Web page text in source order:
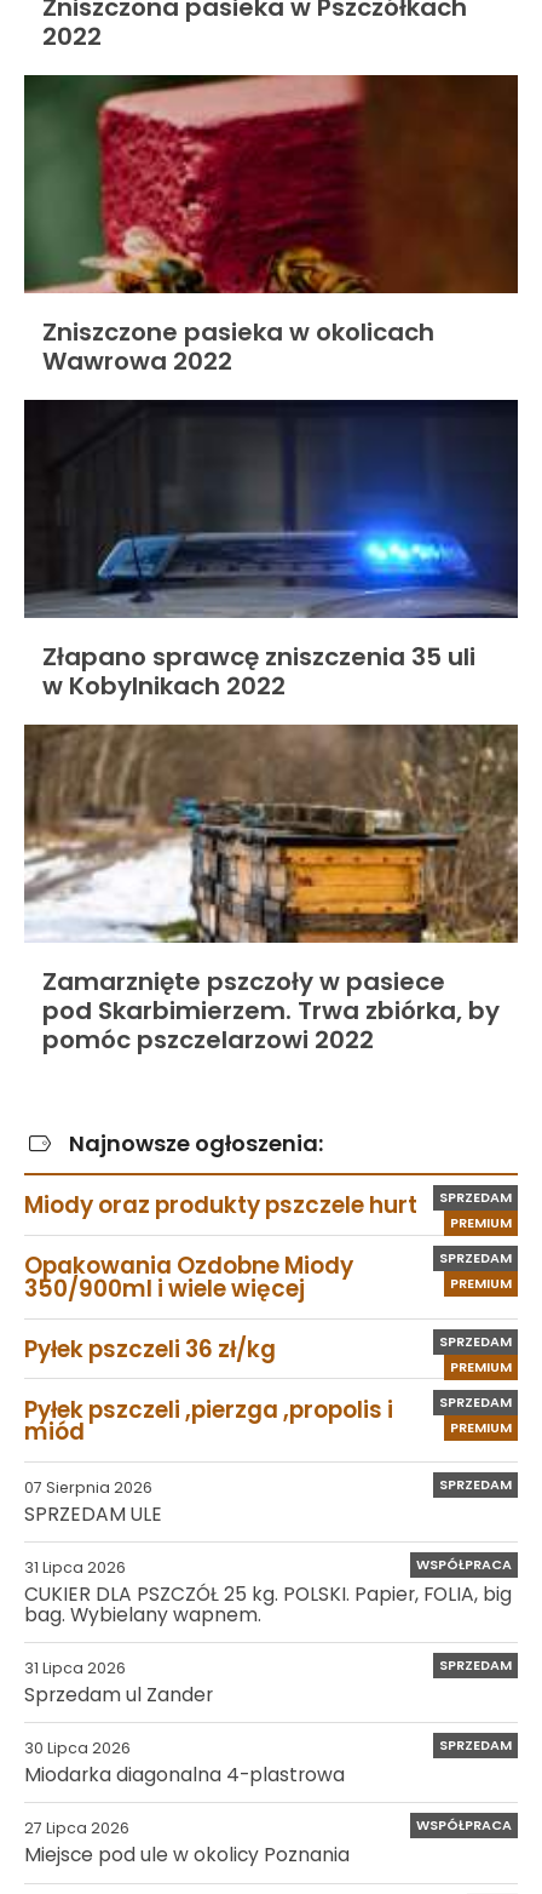
Zniszczona pasieka w Pszczółkach
2022
Zniszczone pasieka w okolicach
Wawrowa 2022
Złapano sprawcę zniszczenia 35 uli
w Kobylnikach 2022
Zamarznięte pszczoły w pasiece
pod Skarbimierzem. Trwa zbiórka, by
pomóc pszczelarzowi 2022
Najnowsze ogłoszenia:
PREMIUM
SPRZEDAM
Miody oraz produkty pszczele hurt
PREMIUM
SPRZEDAM
Opakowania Ozdobne Miody
350/900ml i wiele więcej
PREMIUM
SPRZEDAM
Pyłek pszczeli 36 zł/kg
PREMIUM
SPRZEDAM
Pyłek pszczeli ,pierzga ,propolis i
miód
07 Sierpnia 2026 SPRZEDAM
SPRZEDAM ULE
31 Lipca 2026 WSPÓŁPRACA
CUKIER DLA PSZCZÓŁ 25 kg. POLSKI. Papier, FOLIA, big
bag. Wybielany wapnem.
31 Lipca 2026 SPRZEDAM
Sprzedam ul Zander
30 Lipca 2026 SPRZEDAM
Miodarka diagonalna 4-plastrowa
27 Lipca 2026 WSPÓŁPRACA
Miejsce pod ule w okolicy Poznania